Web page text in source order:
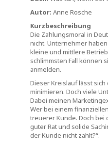
Autor: Anne Rosche
Kurzbeschreibung
Die Zahlungsmoral in
nicht. Unternehmer
kleine und mittlere
schlimmsten Fall können
anmelden.
Dieser Kreislauf lässt
minimieren. Doch viele
Dabei meinen
Wer bei einem
treuerer Kunde. Doch bei
guter Rat und solide
der Kunde nicht zahlt?“.